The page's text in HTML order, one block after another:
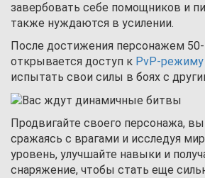
завербовать себе помощников и
также нуждаются в усилении.
После достижения персонажем 50-
открывается доступ к PvP-режиму
испытать свои силы в боях с
Продвигайте своего персонажа,
сражаясь с врагами и исследуя
уровень, улучшайте навыки и
снаряжение, чтобы стать еще